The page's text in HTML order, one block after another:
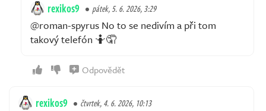
rexikos9 pátek, 5. 6. 2026, 3:29
@roman-spyrus No to se nedivím a při tom
takový telefón 🤷🤦
Odpovědět
rexikos9 čtvrtek, 4. 6. 2026, 10:13